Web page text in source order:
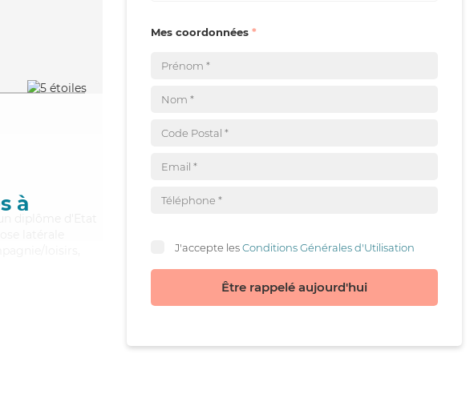
à
diplôme d'Etat
latérale
Mes coordonnées
J'accepte lesConditions Générales d'Utilisation
Être rappelé aujourd'hui